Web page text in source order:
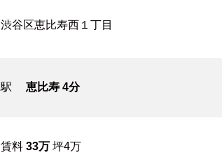
渋谷区恵比寿西１丁目
駅 恵比寿 4分
賃料 33万坪4万